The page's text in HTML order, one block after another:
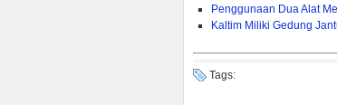
Penggunaan Dua Alat
Kaltim Miliki Gedung
Tags: